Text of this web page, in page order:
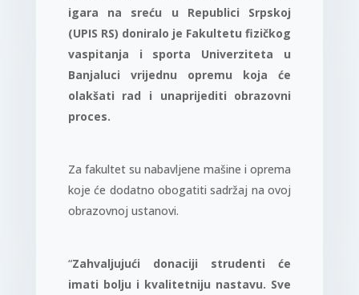
igara na sreću u Republici Srpskoj
(UPIS RS) doniralo je Fakultetu fizičkog
vaspitanja i sporta Univerziteta u
Banjaluci vrijednu opremu koja će
olakšati rad i unaprijediti obrazovni
proces.
Za fakultet su nabavljene mašine i oprema
koje će dodatno obogatiti sadržaj na ovoj
obrazovnoj ustanovi.
“Zahvaljujući donaciji strudenti će
imati bolju i kvalitetniju nastavu. Sve